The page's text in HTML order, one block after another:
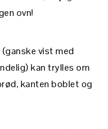
ovn!
vist med
kan trylles om
kanten boblet og